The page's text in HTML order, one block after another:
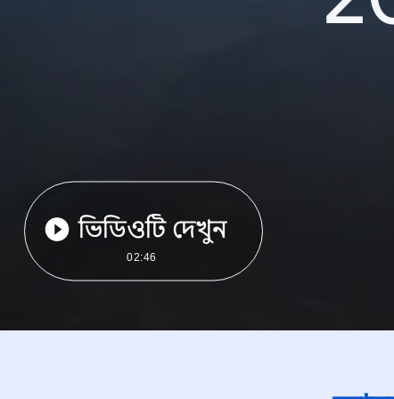
ভিডিওটি দেখুন
02:46